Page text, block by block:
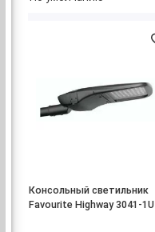
Консольный светильник
Favourite Highway 3041-1U